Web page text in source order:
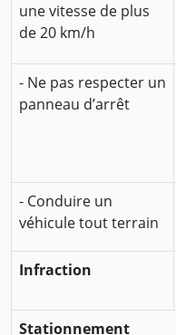
une vitesse de plus
de 20 km/h
- Ne pas respecter un
panneau d’arrêt
- Conduire un
véhicule tout terrain
Infraction
Stationnement